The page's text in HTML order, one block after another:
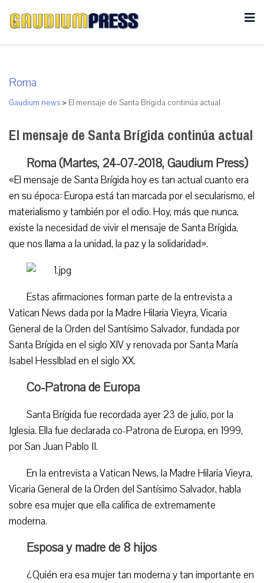
Roma
Gaudium news > El mensaje de Santa Brígida continúa actual
El mensaje de Santa Brígida continúa actual
Roma (Martes, 24-07-2018, Gaudium Press)
«El mensaje de Santa Brígida hoy es tan actual cuanto era
en su época: Europa está tan marcada por el secularismo, el
materialismo y también por el odio. Hoy, más que nunca,
existe la necesidad de vivir el mensaje de Santa Brígida,
que nos llama a la unidad, la paz y la solidaridad».
Estas afirmaciones forman parte de la entrevista a
Vatican News dada por la Madre Hilaria Vieyra, Vicaria
General de la Orden del Santísimo Salvador, fundada por
Santa Brígida en el siglo XIV y renovada por Santa María
Isabel Hesslblad en el siglo XX.
Co-Patrona de Europa
Santa Brígida fue recordada ayer 23 de julio, por la
Iglesia. Ella fue declarada co-Patrona de Europa, en 1999,
por San Juan Pablo II.
En la entrevista a Vatican News, la Madre Hilaria Vieyra,
Vicaria General de la Orden del Santísimo Salvador, habla
sobre esa mujer que ella califica de extremamente
moderna.
Esposa y madre de 8 hijos
¿Quién era esa mujer tan moderna y tan importante en